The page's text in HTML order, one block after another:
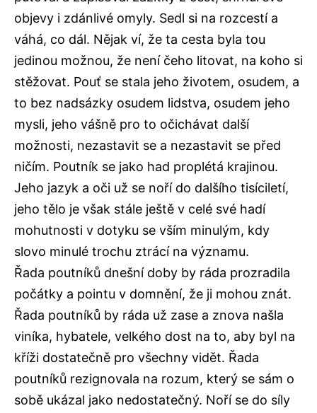
objevy i zdánlivé omyly. Sedl si na rozcestí a
váhá, co dál. Nějak ví, že ta cesta byla tou
jedinou možnou, že není čeho litovat, na koho si
stěžovat. Pouť se stala jeho životem, osudem, a
to bez nadsázky osudem lidstva, osudem jeho
mysli, jeho vášně pro to očichávat další
možnosti, nezastavit se a nezastavit se před
ničím. Poutník se jako had proplétá krajinou.
Jeho jazyk a oči už se noří do dalšího tisíciletí,
jeho tělo je však stále ještě v celé své hadí
mohutnosti v dotyku se vším minulým, kdy
slovo minulé trochu ztrácí na významu.
Řada poutníků dnešní doby by ráda prozradila
počátky a pointu v domnění, že ji mohou znát.
Řada poutníků by ráda už zase a znova našla
viníka, hybatele, velkého dost na to, aby byl na
kříži dostatečně pro všechny vidět. Řada
poutníků rezignovala na rozum, který se sám o
sobě ukázal jako nedostatečný. Noří se do síly